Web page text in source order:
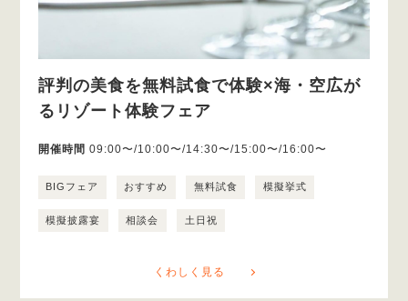
評判の美食を無料試食で体験×海・空広が
るリゾート体験フェア
開催時間 09:00〜/10:00〜/14:30〜/15:00〜/16:00〜
BIGフェア おすすめ 無料試食 模擬挙式
模擬披露宴 相談会 土日祝
くわしく見る